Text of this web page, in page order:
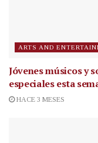
ARTS AND
Jóvenes músicos y
especiales esta
HACE 3 MESES